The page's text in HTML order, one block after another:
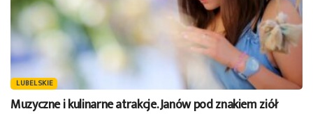
LUBELSKIE
Muzyczne i kulinarne atrakcje. Janów pod znakiem ziół